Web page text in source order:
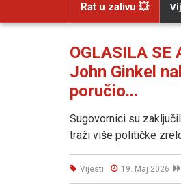
Rat u zalivu 💥
OGLASILA SE
John Ginkel
poručio...
Sugovornici su
traži više političke
Vijesti 19. Maj 2026